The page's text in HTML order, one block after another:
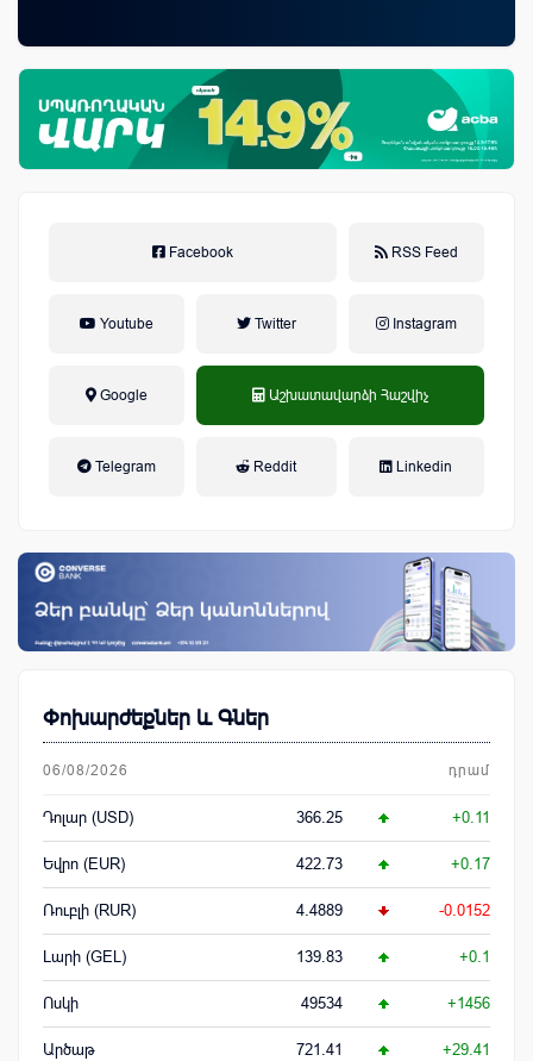
Facebook RSS Feed
Youtube Twitter Instagram
Google Աշխատավարձի Հաշվիչ
Telegram Reddit Linkedin
Փոխարժեքներ և Գներ
06/08/2026 դրամ
Դոլար (USD) 366.25 +0.11
Եվրո (EUR) 422.73 +0.17
Ռուբլի (RUR) 4.4889 -0.0152
Լարի (GEL) 139.83 +0.1
Ոսկի 49534 +1456
Արծաթ 721.41 +29.41